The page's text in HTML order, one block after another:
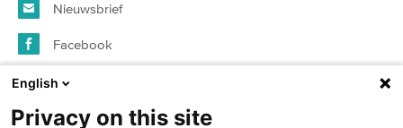
Nieuwsbrief
Facebook
Instagram
English
Privacy on this site